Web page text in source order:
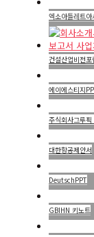
건설산업비전포
에이에스티지
주식회사그루
대한항공제안서
DeutschPPT
GBIHN 키노트